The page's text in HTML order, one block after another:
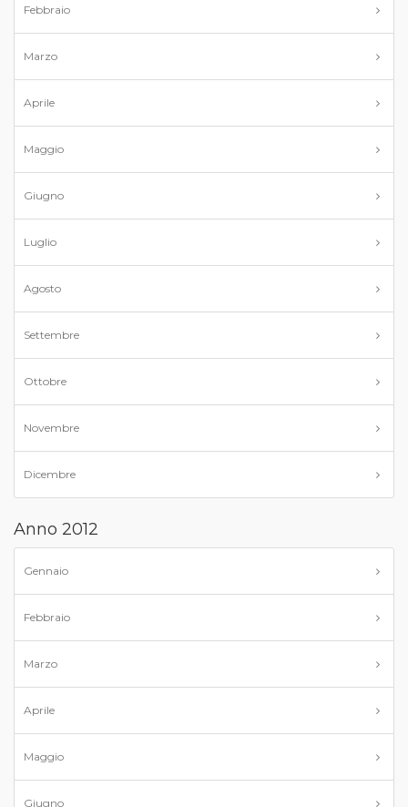
Febbraio
Marzo
Aprile
Maggio
Giugno
Luglio
Agosto
Settembre
Ottobre
Novembre
Dicembre
Anno 2012
Gennaio
Febbraio
Marzo
Aprile
Maggio
Giugno